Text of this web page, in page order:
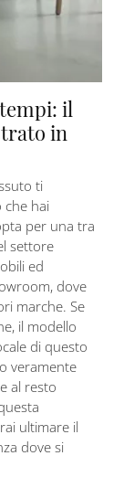
il
in
ti
che hai
per una tra
settore
ed
dove
marche. Se
il modello
di questo
veramente
al resto
ultimare il
dove si